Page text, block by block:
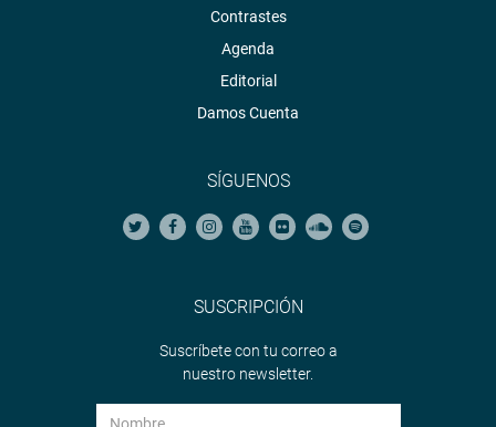
Contrastes
Agenda
Editorial
Damos Cuenta
SÍGUENOS
SUSCRIPCIÓN
Suscríbete con tu correo a
nuestro newsletter.